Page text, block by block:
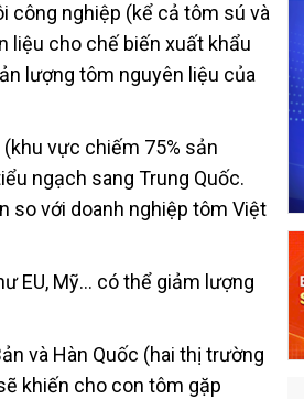
công nghiệp (kể cả tôm sú và
liệu cho chế biến xuất khẩu
lượng tôm nguyên liệu của
vực chiếm 75% sản
ngạch sang Trung Quốc.
so với doanh nghiệp tôm Việt
EU, Mỹ… có thể giảm lượng
và Hàn Quốc (hai thị trường
khiến cho con tôm gặp